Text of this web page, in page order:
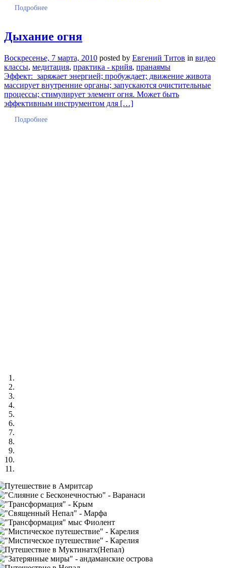
Подробнее
Дыхание огня
Воскресенье, 7 марта, 2010 posted by Евгений Титов in видео
классы, медитация, практика - крийя, пранаямы
Эффект: заряжает энергией; пробуждает; движение живота
массирует внутренние органы; запускаются очистительные
процессы; стимулирует элемент огня. Может быть
эффективным инструментом для […]
Подробнее